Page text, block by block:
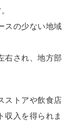
スの少ない地域
右され、地方部
ストアや飲食店
収入を得られま